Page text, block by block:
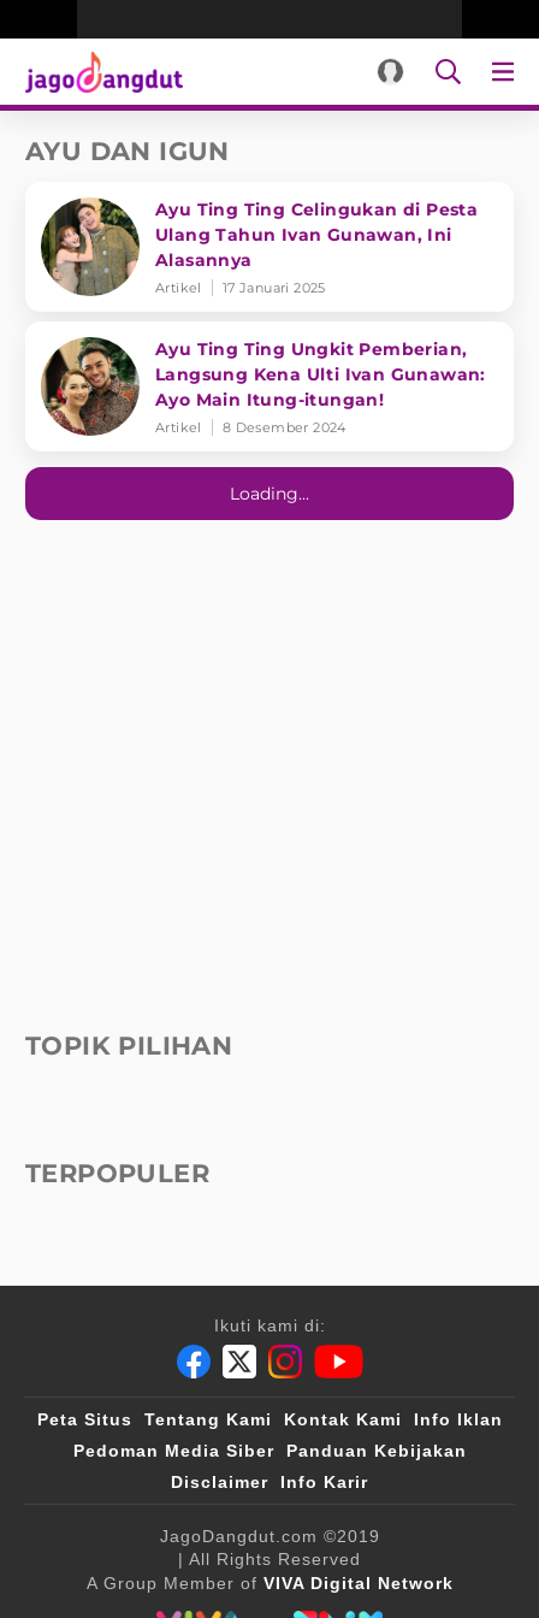
AYU DAN IGUN
Ayu Ting Ting Celingukan di Pesta
Ulang Tahun Ivan Gunawan, Ini
Alasannya
Artikel 17 Januari 2025
Ayu Ting Ting Ungkit Pemberian,
Langsung Kena Ulti Ivan Gunawan:
Ayo Main Itung-itungan!
Artikel 8 Desember 2024
Loading...
TOPIK PILIHAN
TERPOPULER
Ikuti kami di:
Peta Situs Tentang Kami Kontak Kami
Info Iklan
Pedoman Media Siber
Panduan Kebijakan
Disclaimer
Info Karir
JagoDangdut.com ©2019
| All Rights Reserved
A Group Member of VIVA Digital Network